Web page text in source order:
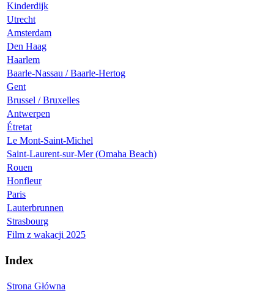
Kinderdijk
Utrecht
Amsterdam
Den Haag
Haarlem
Baarle-Nassau / Baarle-Hertog
Gent
Brussel / Bruxelles
Antwerpen
Étretat
Le Mont-Saint-Michel
Saint-Laurent-sur-Mer (Omaha Beach)
Rouen
Honfleur
Paris
Lauterbrunnen
Strasbourg
Film z wakacji 2025
Index
Strona Główna